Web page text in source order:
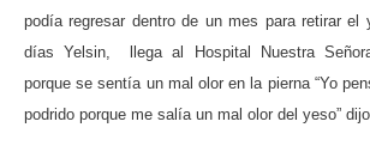
podía regresar dentro de un mes para retirar el
días Yelsin,
llega al Hospital Nuestra
porque se sentía un mal olor en la pierna “Yo
podrido porque me salía un mal olor del yeso”